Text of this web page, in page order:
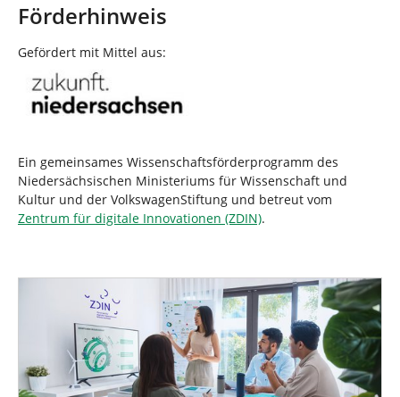
Förderhinweis
Gefördert mit Mittel aus:
Ein gemeinsames Wissenschaftsförderprogramm des
Niedersächsischen Ministeriums für Wissenschaft und
Kultur und der VolkswagenStiftung und betreut vom
Zentrum für digitale Innovationen (ZDIN).